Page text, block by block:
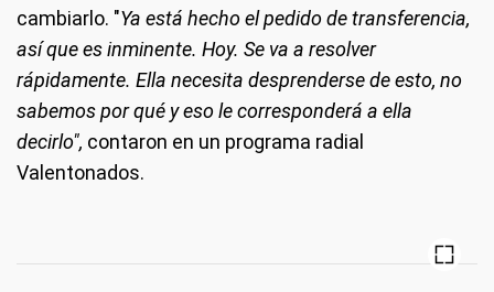
cambiarlo. "Ya está hecho el pedido de transferencia,
así que es inminente. Hoy. Se va a resolver
rápidamente. Ella necesita desprenderse de esto, no
sabemos por qué y eso le corresponderá a ella
decirlo", contaron en un programa radial
Valentonados.